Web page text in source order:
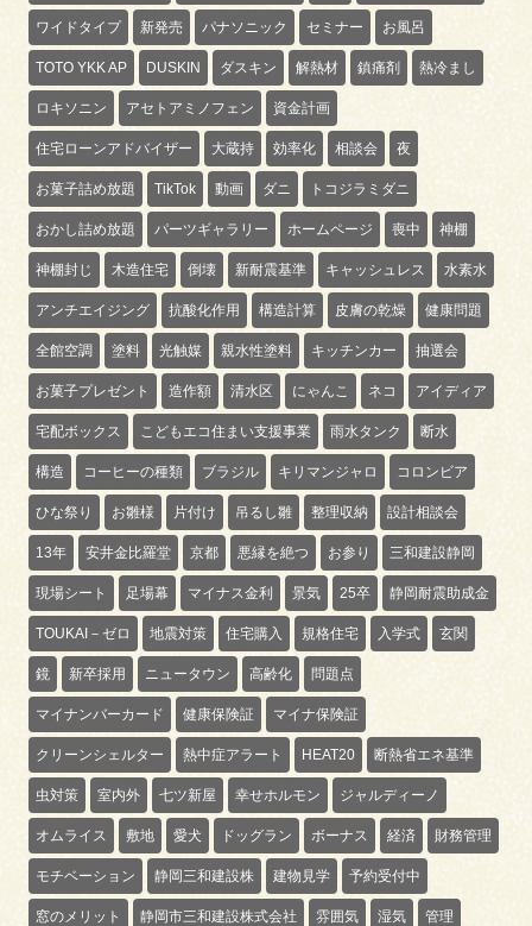
ワイドタイプ 新発売 パナソニック セミナー お風呂
TOTO YKK AP DUSKIN ダスキン 解熱材 鎮痛剤 熱冷まし
ロキソニン アセトアミノフェン 資金計画
住宅ローンアドバイザー 大蔵持 効率化 相談会 夜
お菓子詰め放題 TikTok 動画 ダニ トコジラミダニ
おかし詰め放題 パーツギャラリー ホームページ 喪中 神棚
神棚封じ 木造住宅 倒壊 新耐震基準 キャッシュレス 水素水
アンチエイジング 抗酸化作用 構造計算 皮膚の乾燥 健康問題
全館空調 塗料 光触媒 親水性塗料 キッチンカー 抽選会
お菓子プレゼント 造作額 清水区 にゃんこ ネコ アイディア
宅配ボックス こどもエコ住まい支援事業 雨水タンク 断水
構造 コーヒーの種類 ブラジル キリマンジャロ コロンビア
ひな祭り お雛様 片付け 吊るし雛 整理収納 設計相談会
13年 安井金比羅堂 京都 悪縁を絶つ お参り 三和建設静岡
現場シート 足場幕 マイナス金利 景気 25卒 静岡耐震助成金
TOUKAI－ゼロ 地震対策 住宅購入 規格住宅 入学式 玄関
鏡 新卒採用 ニュータウン 高齢化 問題点
マイナンバーカード 健康保険証 マイナ保険証
クリーンシェルター 熱中症アラート HEAT20 断熱省エネ基準
虫対策 室内外 七ツ新屋 幸せホルモン ジャルディーノ
オムライス 敷地 愛犬 ドッグラン ボーナス 経済 財務管理
モチベーション 静岡三和建設株 建物見学 予約受付中
窓のメリット 静岡市三和建設株式会社 雰囲気 湿気 管理